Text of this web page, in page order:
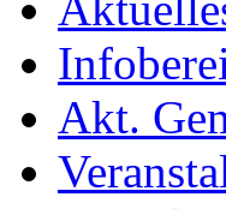
Akt.